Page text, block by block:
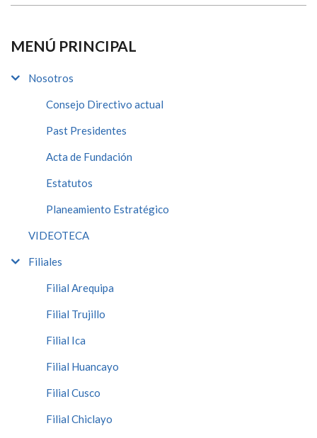
MENÚ PRINCIPAL
Nosotros
Consejo Directivo actual
Past Presidentes
Acta de Fundación
Estatutos
Planeamiento Estratégico
VIDEOTECA
Filiales
Filial Arequipa
Filial Trujillo
Filial Ica
Filial Huancayo
Filial Cusco
Filial Chiclayo